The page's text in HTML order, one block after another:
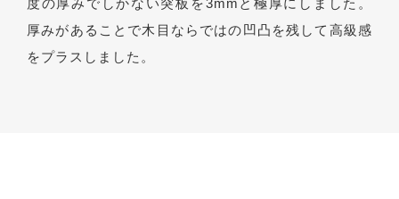
度の厚みでしかない突板を3mmと極厚にしました。
厚みがあることで木目ならではの凹凸を残して高級感
をプラスしました。